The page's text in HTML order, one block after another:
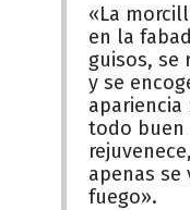
«La
en la
guisos, se
y se
apariencia
todo buen
apenas
fuego».